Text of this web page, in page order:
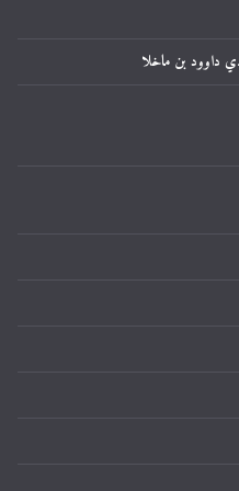
داوود بن ماخلا